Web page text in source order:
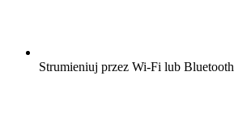
Strumieniuj przez Wi-Fi lub Bluetooth